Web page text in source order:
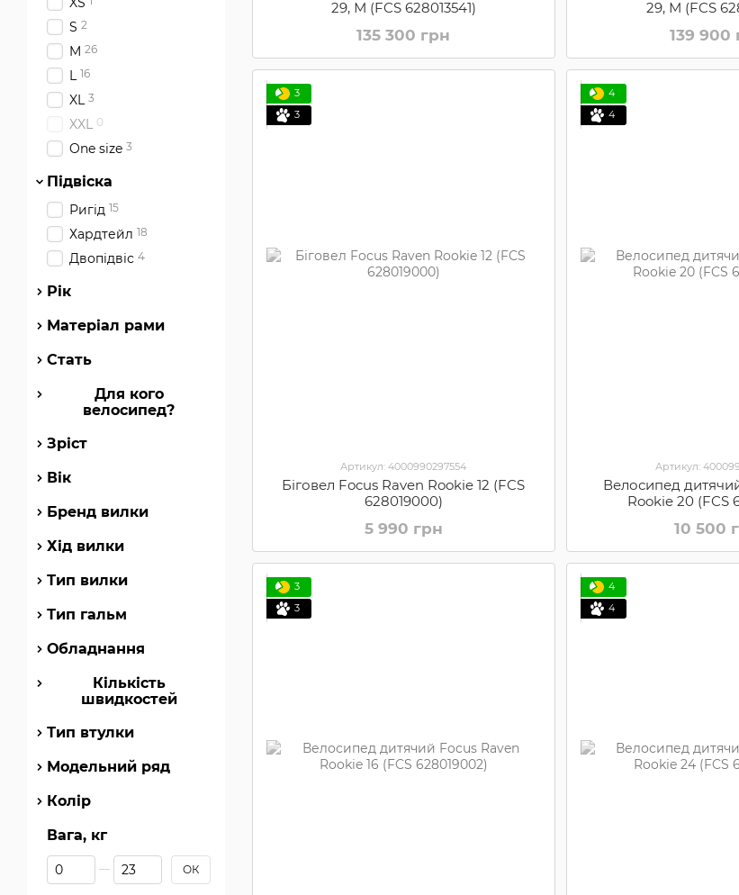
29, М (FCS 628013541)
135 300 грн
29, М (FCS
139 900
3
3
Артикул: 4000990297554
Біговел Focus Raven Rookie 12 (FCS
628019000)
5 990 грн
4
4
Артикул:
Велосипед
Rookie 20 (FCS
10 500
3
3
4
4
S 2
M 26
L 16
XL 3
XXL 0
One size 3
Підвіска
Ригід 15
Хардтейл 18
Двопідвіс 4
Рік
Матеріал рами
Стать
Для кого
велосипед?
Зріст
Вік
Бренд вилки
Хід вилки
Тип вилки
Тип гальм
Обладнання
Кількість
швидкостей
Тип втулки
Модельний ряд
Колір
Вага, кг
Від Вага, кг
До Вага, кг ОК